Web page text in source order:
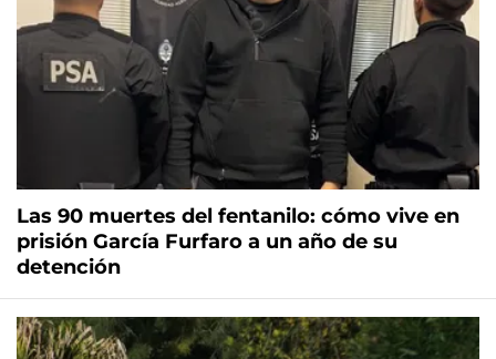
Las 90 muertes del fentanilo: cómo vive en
prisión García Furfaro a un año de su
detención